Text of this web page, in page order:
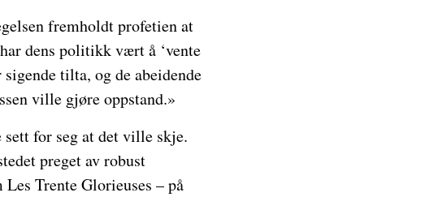
fremholdt profetien at
dens politikk vært å ‘vente
tilta, og de abeidende
ville gjøre oppstand.»
for seg at det ville skje.
preget av robust
Trente Glorieuses – på